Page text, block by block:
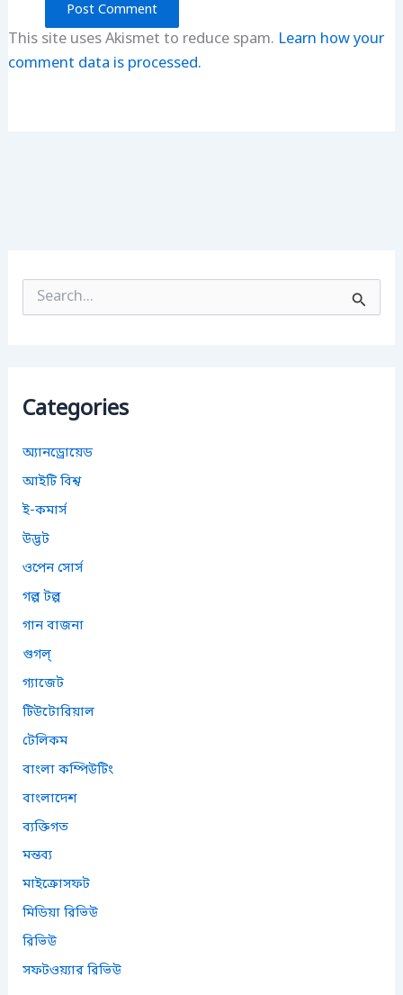
This site uses Akismet to reduce spam. Learn how your
comment data is processed.
o
:
Categories
অ্যানড্রোয়েড
আইটি বিশ্ব
ই-কমার্স
উদ্ভট
ওপেন সোর্স
গল্প টল্প
গান বাজনা
গুগল্
গ্যাজেট
টিউটোরিয়াল
টেলিকম
বাংলা কম্পিউটিং
বাংলাদেশ
ব্যক্তিগত
মন্তব্য
মাইক্রোসফট
মিডিয়া রিভিউ
রিভিউ
সফটওয়্যার রিভিউ